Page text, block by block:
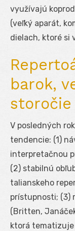
využívajú
(veľký aparát,
dielach, ktoré si
barok,
storočie
V posledných
tendencie: (1)
interpretačnou
(2) stabilnú
talianskeho
prístupnosti; (3)
(Britten,
ktorá tematizuje